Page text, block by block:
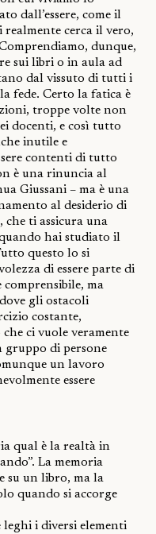
dall’essere, come il
cerca il vero,
dunque,
sui libri o in aula ad
dal vissuto di tutti i
fede. Certo la fatica è
troppe volte non
docenti, e così tutto
inutile e
contenti di tutto
è una rinuncia al
Giussani – ma è una
al desiderio di
che ti assicura una
hai studiato il
questo lo si
di essere parte di
ma
gli ostacoli
costante,
ci vuole veramente
gruppo di persone
un lavoro
essere
qual è la realtà in
La memoria
su un libro, ma la
quando si accorge
i diversi elementi